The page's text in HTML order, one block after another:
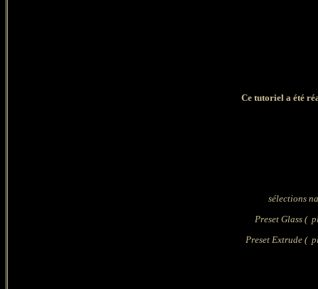
Ce tutoriel a été
sélections
Preset Glass (
Preset Extrude (